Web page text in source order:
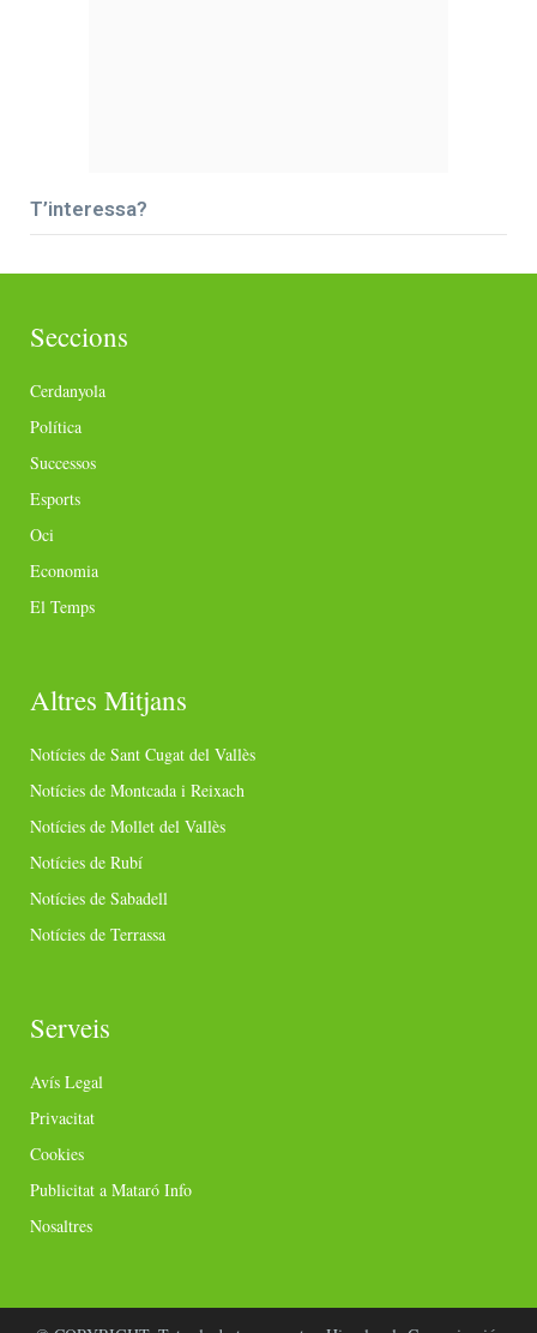
T’interessa?
Seccions
Cerdanyola
Política
Successos
Esports
Oci
Economia
El Temps
Altres Mitjans
Notícies de Sant Cugat del Vallès
Notícies de Montcada i Reixach
Notícies de Mollet del Vallès
Notícies de Rubí
Notícies de Sabadell
Notícies de Terrassa
Serveis
Avís Legal
Privacitat
Cookies
Publicitat a Mataró Info
Nosaltres